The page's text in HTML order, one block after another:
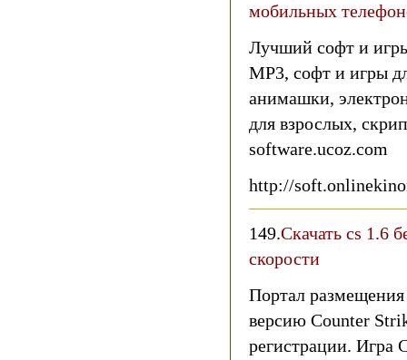
мобильных
Лучший софт и
МР3, софт и игры
анимашки,
для взрослых,
software.ucoz.com
http://
149.Скачать cs 1.6
скорости
Портал
версию Counter
регистрации. Игра